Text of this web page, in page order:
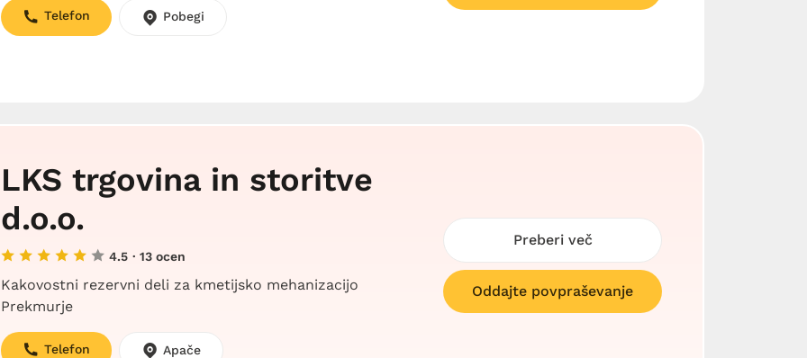
Telefon Pobegi
LKS trgovina in storitve
d.o.o.
4.5 · 13 ocen
Kakovostni rezervni deli za kmetijsko mehanizacijo
Prekmurje
Telefon Apače
Preberi več
Oddajte povpraševanje